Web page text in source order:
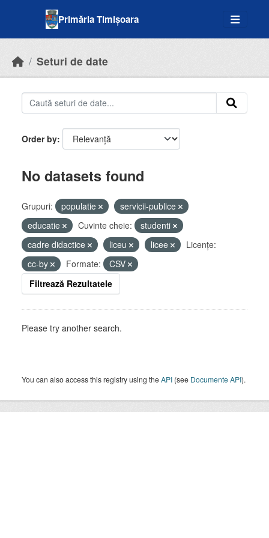
Primăria Timișoara
Seturi de date
Order by
No datasets found
Grupuri: populatie
servicii-publice
educatie
Cuvinte cheie:
studenti
cadre didactice
liceu licee
Licenţe:
cc-by
Formate:
CSV
Filtrează Rezultatele
Please try another search.
You can also access this registry using theAPI (see Documente API).